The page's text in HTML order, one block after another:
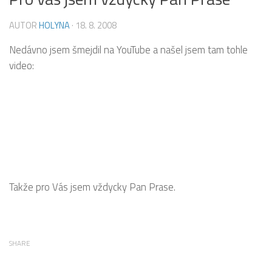
AUTORHOLYNA· 18. 8. 2008
Nedávno jsem šmejdil na YouTube a našel jsem tam tohle
video:
Takže pro Vás jsem vždycky Pan Prase.
SHARE